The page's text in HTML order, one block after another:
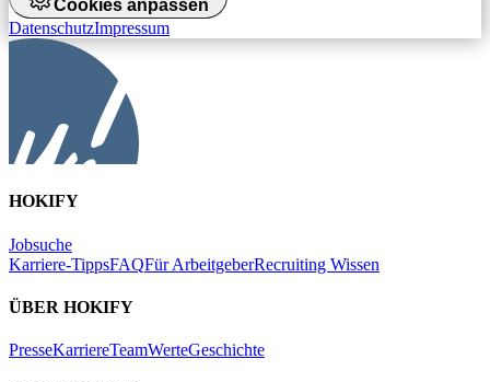
Cookies anpassen
DatenschutzImpressum
HOKIFY
Jobsuche
Karriere-TippsFAQFür ArbeitgeberRecruiting Wissen
ÜBER HOKIFY
PresseKarriereTeamWerteGeschichte